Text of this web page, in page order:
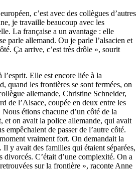
c’est avec des collègues d’autres
je travaille beaucoup avec les
La française a un avantage : elle
parle allemand. Ou je parle l’alsacien et
Ça arrive, c’est très drôle », sourit
Elle est encore liée à la
quand les frontières se sont fermées, on
allemande, Christine Schneider,
de l’Alsace, coupée en deux entre les
étions chacune d’un côté de la
et on avait la police allemande, qui avait
empêchaient de passer de l’autre côté.
vraiment fort. On demandait la
Il y avait des familles qui étaient séparées,
divorcés. C’était d’une complexité. On a
sur la frontière », raconte Anne